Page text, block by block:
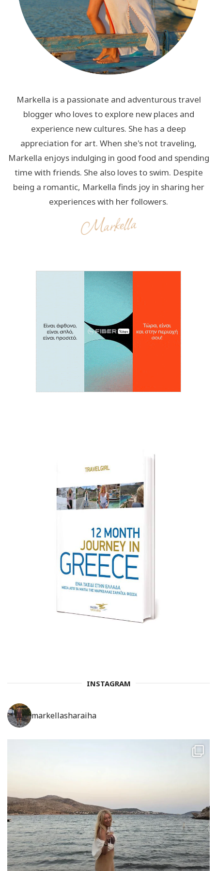
Markella is a passionate and adventurous travel
blogger who loves to explore new places and
experience new cultures. She has a deep
appreciation for art. When she's not traveling,
Markella enjoys indulging in good food and spending
time with friends. She also loves to swim. Despite
being a romantic, Markella finds joy in sharing her
experiences with her followers.
INSTAGRAM
markellasharaiha